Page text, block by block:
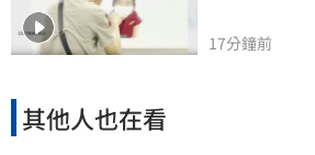
17分鐘前
其他人也在看